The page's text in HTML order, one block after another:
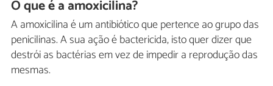
O que é a amoxicilina?
A amoxicilina é um antibiótico que pertence ao grupo das
penicilinas. A sua ação é bactericida, isto quer dizer que
destrói as bactérias em vez de impedir a reprodução das
mesmas.